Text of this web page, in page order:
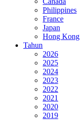
Philippines
France
Japan
Hong Kong
Tahun
2026
2025
2024
2023
2022
2021
2020
2019